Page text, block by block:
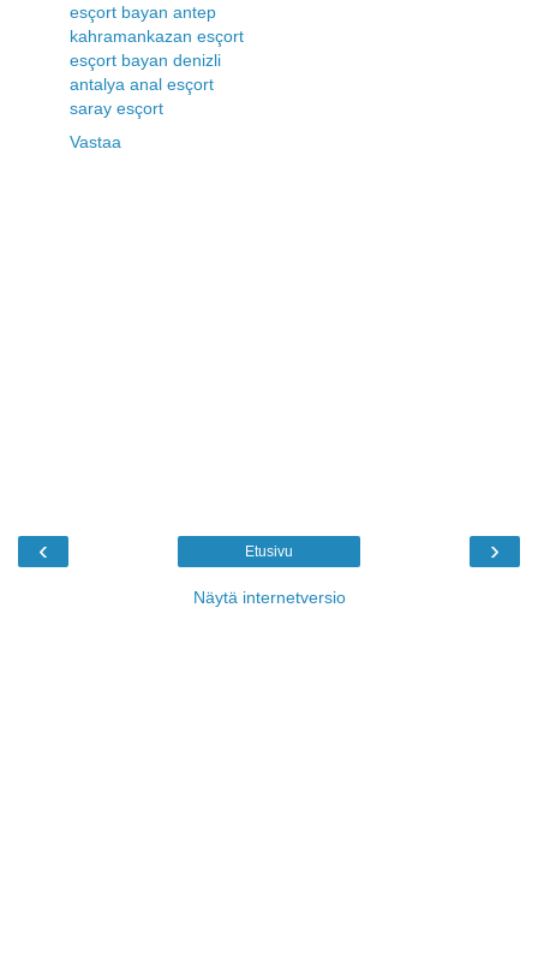
esçort bayan antep
kahramankazan esçort
esçort bayan denizli
antalya anal esçort
saray esçort
Vastaa
‹ ›
Etusivu
Näytä internetversio